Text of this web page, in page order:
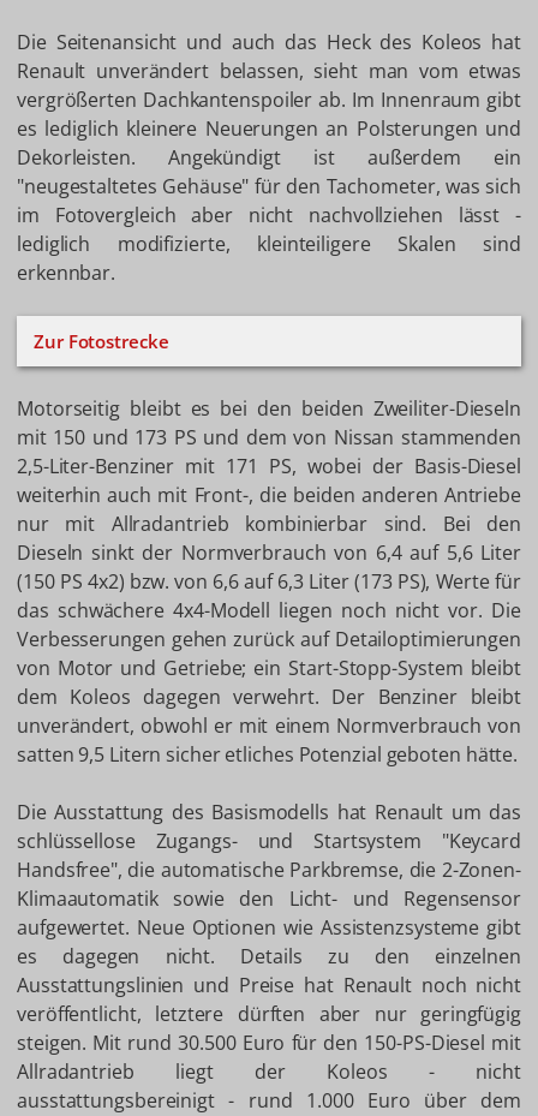
Die Seitenansicht und auch das Heck des Koleos hat
Renault unverändert belassen, sieht man vom etwas
vergrößerten Dachkantenspoiler ab. Im Innenraum gibt
es lediglich kleinere Neuerungen an Polsterungen und
Dekorleisten. Angekündigt ist außerdem ein
"neugestaltetes Gehäuse" für den Tachometer, was sich
im Fotovergleich aber nicht nachvollziehen lässt -
lediglich modifizierte, kleinteiligere Skalen sind
erkennbar.
Zur Fotostrecke
Motorseitig bleibt es bei den beiden Zweiliter-Dieseln
mit 150 und 173 PS und dem von Nissan stammenden
2,5-Liter-Benziner mit 171 PS, wobei der Basis-Diesel
weiterhin auch mit Front-, die beiden anderen Antriebe
nur mit Allradantrieb kombinierbar sind. Bei den
Dieseln sinkt der Normverbrauch von 6,4 auf 5,6 Liter
(150 PS 4x2) bzw. von 6,6 auf 6,3 Liter (173 PS), Werte für
das schwächere 4x4-Modell liegen noch nicht vor. Die
Verbesserungen gehen zurück auf Detailoptimierungen
von Motor und Getriebe; ein Start-Stopp-System bleibt
dem Koleos dagegen verwehrt. Der Benziner bleibt
unverändert, obwohl er mit einem Normverbrauch von
satten 9,5 Litern sicher etliches Potenzial geboten hätte.
Die Ausstattung des Basismodells hat Renault um das
schlüssellose Zugangs- und Startsystem "Keycard
Handsfree", die automatische Parkbremse, die 2-Zonen-
Klimaautomatik sowie den Licht- und Regensensor
aufgewertet. Neue Optionen wie Assistenzsysteme gibt
es dagegen nicht. Details zu den einzelnen
Ausstattungslinien und Preise hat Renault noch nicht
veröffentlicht, letztere dürften aber nur geringfügig
steigen. Mit rund 30.500 Euro für den 150-PS-Diesel mit
Allradantrieb liegt der Koleos - nicht
ausstattungsbereinigt - rund 1.000 Euro über dem